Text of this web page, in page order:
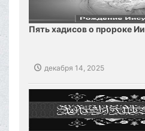
Пять хадисов о пророке
декабря 14, 2025